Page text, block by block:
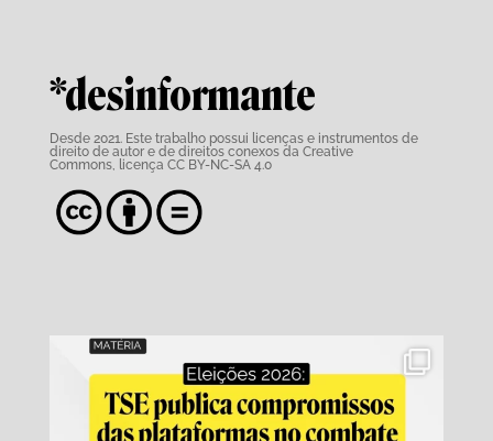
*desinformante
Desde 2021. Este trabalho possui licenças e instrumentos de
direito de autor e de direitos conexos da Creative
Commons,
licença CC BY-NC-SA 4.0